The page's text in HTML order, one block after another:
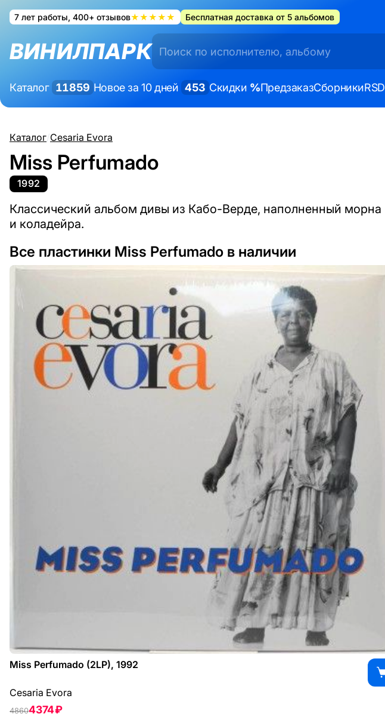
7 лет работы, 400+ отзывов★★★★★ Бесплатная доставка от 5 альбомов
ВИНИЛПАРК
Каталог 11859 Новое за 10 дней 453 Скидки %ПредзаказСборникиRSD
Каталог/Cesaria Evora
Miss Perfumado
1992
Классический альбом дивы из Кабо-Верде, наполненный морна
и коладейра.
Все пластинки Miss Perfumado в наличии
Miss Perfumado (2LP), 1992
Cesaria Evora
48604374 ₽